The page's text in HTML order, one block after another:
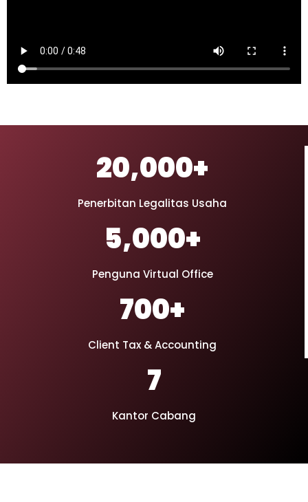
20,000+
Penerbitan Legalitas Usaha
5,000+
Penguna Virtual Office
700+
Client Tax & Accounting
7
Kantor Cabang